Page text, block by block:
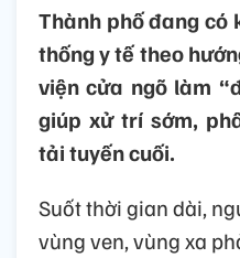
Thành phố đang có
thống y tế theo
viện cửa ngõ làm
giúp xử trí sớm,
tải tuyến cuối.
Suốt thời gian dài,
vùng ven, vùng xa